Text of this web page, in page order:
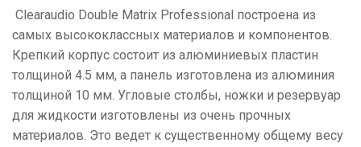
Clearaudio Double Matrix Professional построена из
самых высококлассных материалов и компонентов.
Крепкий корпус состоит из алюминиевых пластин
толщиной 4.5 мм, а панель изготовлена ​​из алюминия
толщиной 10 мм. Угловые столбы, ножки и резервуар
для жидкости изготовлены из очень прочных
материалов. Это ведет к существенному общему весу